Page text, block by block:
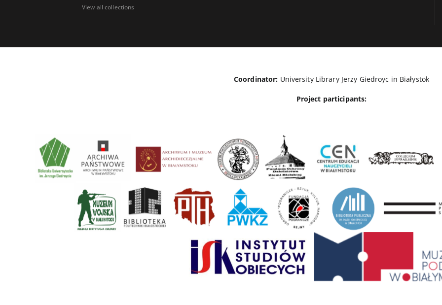
View all collections
Coordinator: University Library Jerzy Giedroyc in Białystok
Project participants: